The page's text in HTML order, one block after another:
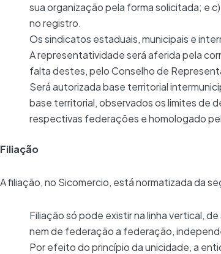
sua organização pela forma solicitada; e
no registro.
Os sindicatos estaduais, municipais e
A representatividade será aferida pela
falta destes, pelo Conselho de
Será autorizada base territorial
base territorial, observados os limites de
respectivas federações e homologado
Filiação
A filiação, no Sicomercio, está normatizada da
Filiação só pode existir na linha vertical,
nem de federação a federação,
Por efeito do princípio da unicidade, a